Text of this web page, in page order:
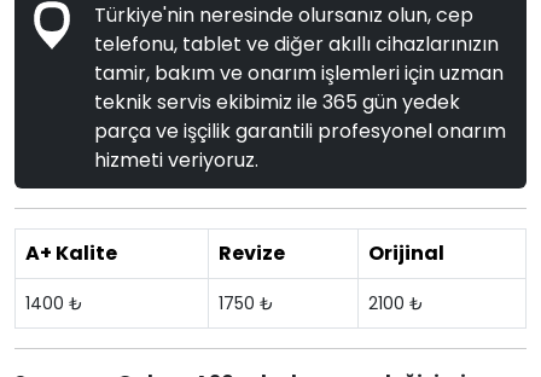
Türkiye'nin neresinde olursanız olun, cep
telefonu, tablet ve diğer akıllı cihazlarınızın
tamir, bakım ve onarım işlemleri için uzman
teknik servis ekibimiz ile 365 gün yedek
parça ve işçilik garantili profesyonel onarım
hizmeti veriyoruz.
A+ Kalite Revize Orijinal
1400 ₺ 1750 ₺ 2100 ₺